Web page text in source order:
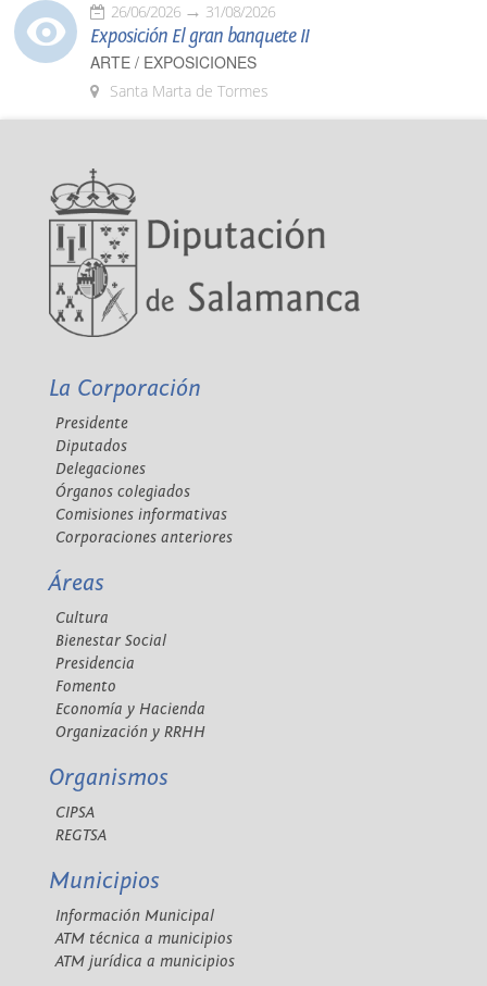
26/06/2026 31/08/2026
Exposición El gran banquete II
ARTE / EXPOSICIONES
Santa Marta de Tormes
La Corporación
Presidente
Diputados
Delegaciones
Órganos colegiados
Comisiones informativas
Corporaciones anteriores
Áreas
Cultura
Bienestar Social
Presidencia
Fomento
Economía y Hacienda
Organización y RRHH
Organismos
CIPSA
REGTSA
Municipios
Información Municipal
ATM técnica a municipios
ATM jurídica a municipios